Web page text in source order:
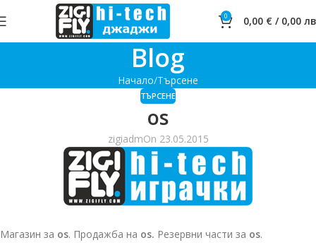
0 0,00 € / 0,00
Blog
Начало Търсене
ТЪРСЕНЕ
os
zigiadmOn 23.05.2015
Магазин за os. Продажба на os. Резервни части за os.